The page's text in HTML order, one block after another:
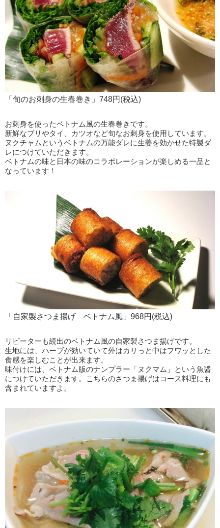
「旬のお刺身の生春巻き」748円(税込)
お刺身を使ったベトナム風の生春巻きです。
新鮮なブリやタイ、カツオなど旬なお刺身を使用しています。
ヌクチャムというベトナムの万能ダレに生姜を効かせた特製ダ
レにつけていただきます。
ベトナムの味と日本の味のコラボレーションが楽しめる一品と
なっています！
「自家製さつま揚げ ベトナム風」968円(税込)
リピーターも続出のベトナム風の自家製さつま揚げです。
生地には、ハーブが効いていて外はカリっと中はフワッとした
食感を楽しむことが出来ます。
味付けには、ベトナム版のナンプラー「ヌクマム」という魚醤
につけていただきます。こちらのさつま揚げはコース料理にも
含まれていますよ。